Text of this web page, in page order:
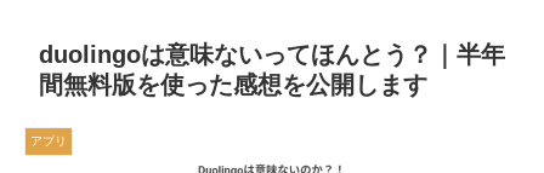
duolingoは意味ないってほんとう？｜半年
間無料版を使った感想を公開します
アプリ